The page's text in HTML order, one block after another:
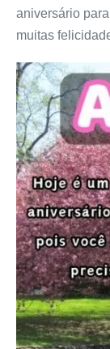
aniversário
muitas